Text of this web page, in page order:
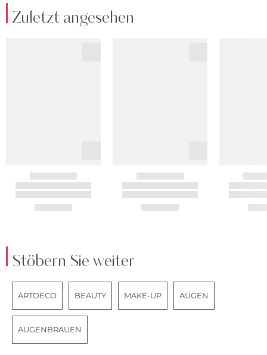
Zuletzt angesehen
Stöbern Sie weiter
ARTDECO BEAUTY MAKE-UP AUGEN
AUGENBRAUEN